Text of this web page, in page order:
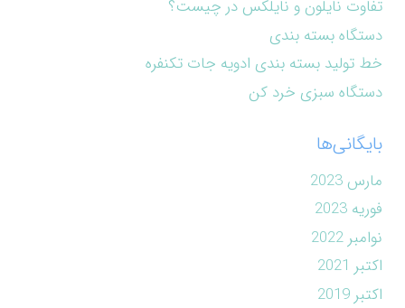
تفاوت نایلون و نایلکس در چیست؟
دستگاه بسته بندی
خط تولید بسته بندی ادویه جات تکنفره
دستگاه سبزی خرد کن
بایگانی‌ها
مارس 2023
فوریه 2023
نوامبر 2022
اکتبر 2021
اکتبر 2019